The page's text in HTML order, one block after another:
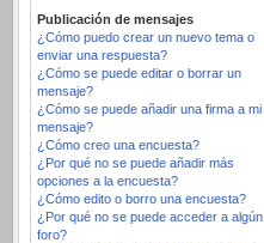
Publicación de mensajes
¿Cómo puedo crear un nuevo tema o
enviar una respuesta?
¿Cómo se puede editar o borrar un
mensaje?
¿Cómo se puede añadir una firma a mi
mensaje?
¿Cómo creo una encuesta?
¿Por qué no se puede añadir más
opciones a la encuesta?
¿Cómo edito o borro una encuesta?
¿Por qué no se puede acceder a algún
foro?